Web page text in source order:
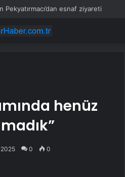
Pekyatırmacı’dan esnaf ziyareti
henüz
2025 0 0